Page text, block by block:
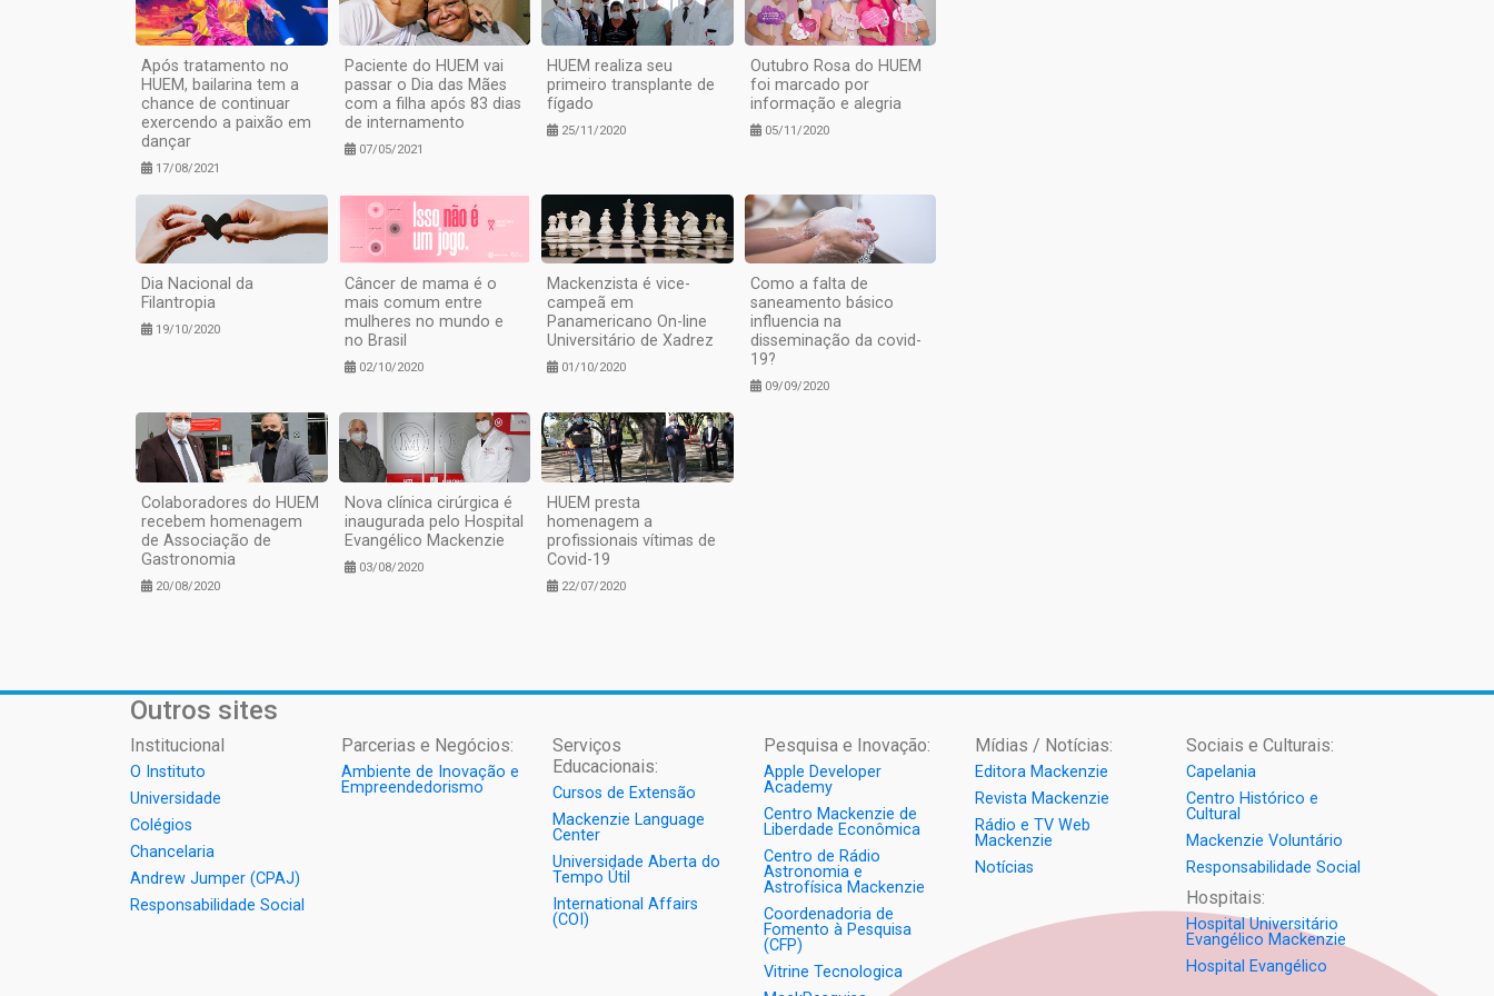
Após tratamento no
HUEM, bailarina tem a
chance de continuar
exercendo a paixão em
dançar
17/08/2021
Paciente do HUEM vai
passar o Dia das Mães
com a filha após 83 dias
de internamento
07/05/2021
HUEM realiza seu
primeiro transplante de
fígado
25/11/2020
Outubro Rosa do HUEM
foi marcado por
informação e alegria
05/11/2020
Dia Nacional da
Filantropia
19/10/2020
Câncer de mama é o
mais comum entre
mulheres no mundo e
no Brasil
02/10/2020
Mackenzista é vice-
campeã em
Panamericano On-line
Universitário de Xadrez
01/10/2020
Como a falta de
saneamento básico
influencia na
disseminação da covid-
19?
09/09/2020
Colaboradores do HUEM
recebem homenagem
de Associação de
Gastronomia
20/08/2020
Nova clínica cirúrgica é
inaugurada pelo Hospital
Evangélico Mackenzie
03/08/2020
HUEM presta
homenagem a
profissionais vítimas de
Covid-19
22/07/2020
Outros sites
Institucional
O Instituto
Universidade
Colégios
Chancelaria
Andrew Jumper (CPAJ)
Responsabilidade Social
Parcerias e Negócios:
Ambiente de Inovação e
Empreendedorismo
Serviços
Educacionais:
Cursos de Extensão
Mackenzie Language
Center
Universidade Aberta do
Tempo Útil
International Affairs
(COI)
Pesquisa e Inovação:
Apple Developer
Academy
Centro Mackenzie de
Liberdade Econômica
Centro de Rádio
Astronomia e
Astrofísica Mackenzie
Coordenadoria de
Fomento à Pesquisa
(CFP)
Vitrine Tecnologica
Mídias / Notícias:
Editora Mackenzie
Revista Mackenzie
Rádio e TV Web
Mackenzie
Notícias
Sociais e Culturais:
Capelania
Centro Histórico e
Cultural
Mackenzie Voluntário
Responsabilidade Social
Hospitais:
Hospital Universitário
Evangélico Mackenzie
Hospital Evangélico